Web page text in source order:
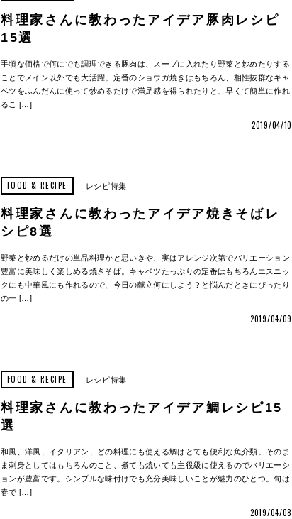
料理家さんに教わったアイデア豚肉レシピ
15選
手頃な価格で何にでも調理できる豚肉は、スープに入れたり野菜と炒めたりする
ことでメイン以外でも大活躍。定番のショウガ焼きはもちろん、相性抜群なキャ
ベツをふんだんに使って炒めるだけで満足感を得られたりと、早くて簡単に作れ
るこ […]
2019/04/10
FOOD & RECIPE レシピ特集
料理家さんに教わったアイデア焼きそばレ
シピ8選
野菜と炒めるだけの単品料理かと思いきや、実はアレンジ次第でバリエーション
豊富に美味しく楽しめる焼きそば。キャベツたっぷりの定番はもちろんエスニッ
クにも中華風にも作れるので、今日の献立何にしよう？と悩んだときにぴったり
の一 […]
2019/04/09
FOOD & RECIPE レシピ特集
料理家さんに教わったアイデア鯛レシピ15
選
和風、洋風、イタリアン、どの料理にも使える鯛はとても便利な魚介類。そのま
ま刺身としてはもちろんのこと、煮ても焼いても主役級に使えるのでバリエーシ
ョンが豊富です。シンプルな味付けでも充分美味しいことが魅力のひとつ。旬は
春で […]
2019/04/08